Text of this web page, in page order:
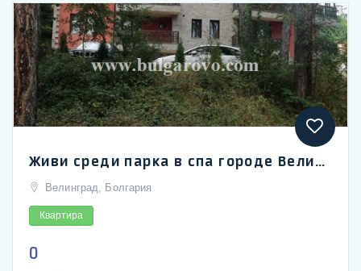
Живи среди парка в спа городе Велинград
Велинград, Болгария
Квартира
0